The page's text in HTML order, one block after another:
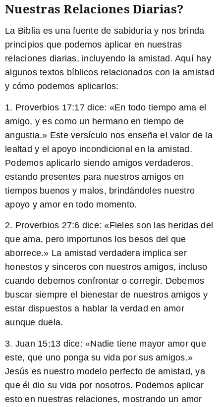
Nuestras Relaciones Diarias?
La Biblia es una fuente de sabiduría y nos brinda
principios que podemos aplicar en nuestras
relaciones diarias, incluyendo la amistad. Aquí hay
algunos textos bíblicos relacionados con la amistad
y cómo podemos aplicarlos:
1. Proverbios 17:17 dice: «En todo tiempo ama el
amigo, y es como un hermano en tiempo de
angustia.» Este versículo nos enseña el valor de la
lealtad y el apoyo incondicional en la amistad.
Podemos aplicarlo siendo amigos verdaderos,
estando presentes para nuestros amigos en
tiempos buenos y malos, brindándoles nuestro
apoyo y amoren todo momento.
2. Proverbios 27:6 dice: «Fieles son las heridas del
que ama, pero importunos los besos del que
aborrece.» La amistad verdadera implica ser
honestos y sinceros con nuestros amigos, incluso
cuando debemos confrontar o corregir. Debemos
buscar siempre el bienestar de nuestros amigos y
estar dispuestos a hablar la verdad en amor
aunque duela.
3. Juan 15:13 dice: «Nadie tiene mayor amor que
este, que uno ponga su vida por sus amigos.»
Jesús es nuestro modelo perfecto de amistad, ya
que él dio su vida por nosotros. Podemos aplicar
esto en nuestras relaciones, mostrando un amor